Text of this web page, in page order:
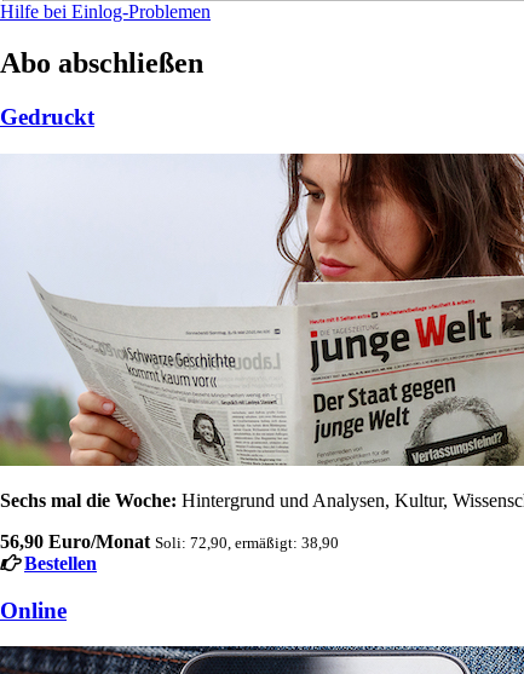
Hilfe bei Einlog-Problemen
Abo abschließen
Gedruckt
Sechs mal die Woche: Hintergrund und Analysen, Kultur,
56,90 Euro/Monat Soli: 72,90, ermäßigt: 38,90
Bestellen
Online